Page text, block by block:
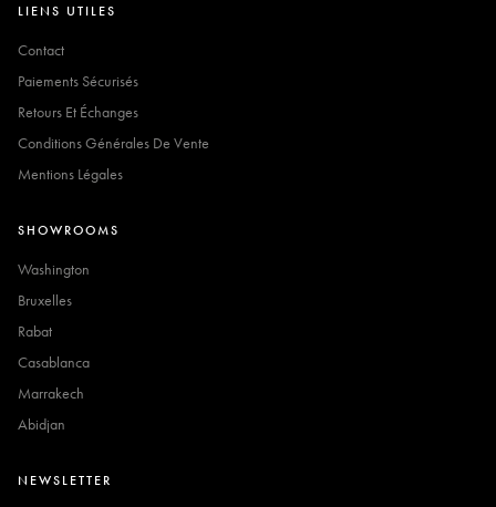
LIENS UTILES
Contact
Paiements Sécurisés
Retours Et Échanges
Conditions Générales De Vente
Mentions Légales
SHOWROOMS
Washington
Bruxelles
Rabat
Casablanca
Marrakech
Abidjan
NEWSLETTER